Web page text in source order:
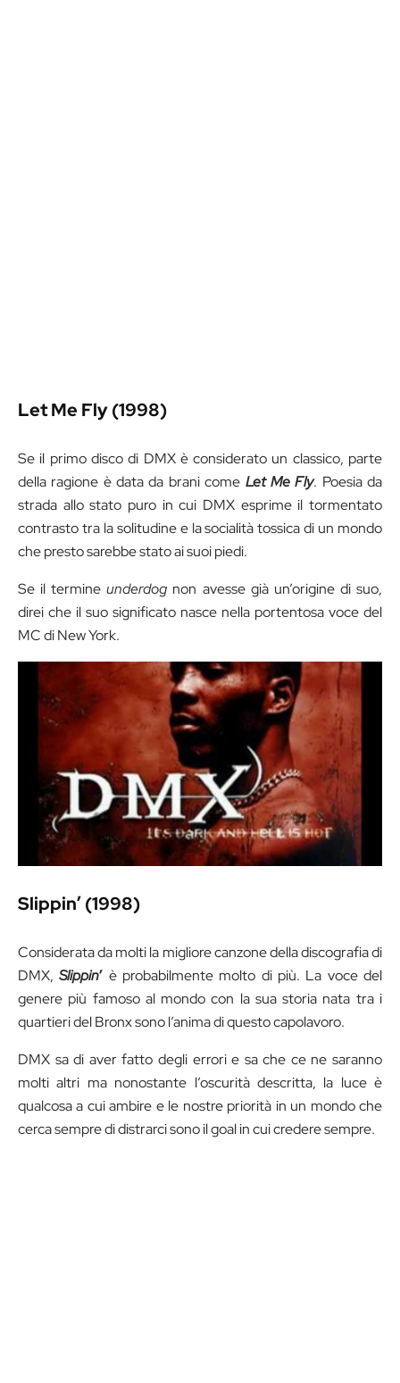
Let Me Fly (1998)
Se il primo disco di DMX è considerato un classico, parte
della ragione è data da brani come Let Me Fly. Poesia da
strada allo stato puro in cui DMX esprime il tormentato
contrasto tra la solitudine e la socialità tossica di un mondo
che presto sarebbe stato ai suoi piedi.
Se il termineunderdog non avesse già un’origine di suo,
direi che il suo significato nasce nella portentosa voce del
MC di New York.
Slippin’ (1998)
Considerata da molti la migliore canzone della discografia di
DMX,Slippin’ è probabilmente molto di più. La voce del
genere più famoso al mondo con la sua storia nata tra i
quartieri del Bronx sono l’anima di questo capolavoro.
DMX sa di aver fatto degli errori e sa che ce ne saranno
molti altri ma nonostante l’oscurità descritta, la luce è
qualcosa a cui ambire e le nostre priorità in un mondo che
cerca sempre di distrarci sono il goal in cui credere sempre.